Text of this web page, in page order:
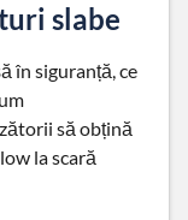
slabe
în siguranță, ce
să obțină
la scară